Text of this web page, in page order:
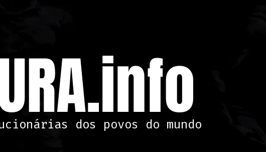
dos povos do mundo